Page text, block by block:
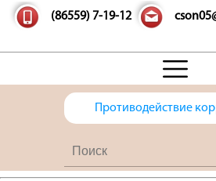
(86559) 7-19-12
Противодействие